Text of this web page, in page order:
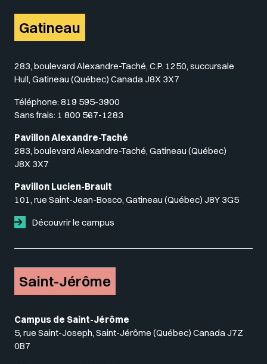
Gatineau
283, boulevard Alexandre-Taché, C.P. 1250, succursale
Hull, Gatineau (Québec) Canada J8X 3X7
Téléphone: 819 595-3900
Sans frais: 1 800 567-1283
Pavillon Alexandre-Taché
283, boulevard Alexandre-Taché, Gatineau (Québec)
J8X 3X7
Pavillon Lucien-Brault
101, rue Saint-Jean-Bosco, Gatineau (Québec) J8Y 3G5
Découvrir le campus
Saint-Jérôme
Campus de Saint-Jérôme
5, rue Saint-Joseph, Saint-Jérôme (Québec) Canada J7Z
0B7